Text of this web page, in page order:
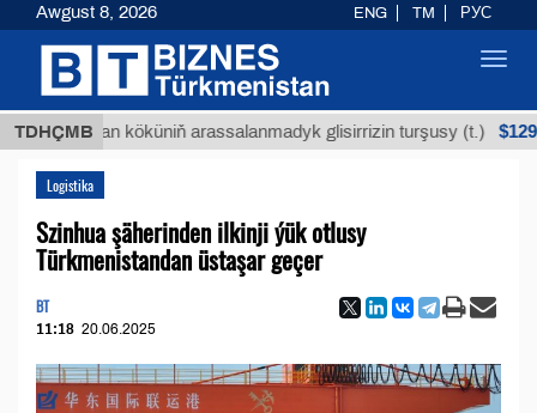
TDHÇMB
Buýan köküniň arassalanmadyk glisirrizin turşusy (t.) $12935,18
Logistika
Szinhua şäherinden ilkinji ýük otlusy
Türkmenistandan üstaşar geçer
BT
11:18 20.06.2025
Awgust 8, 2026 ENG TM РУС